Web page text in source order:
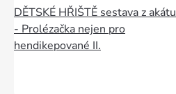
DĚTSKÉ HŘIŠTĚ sestava z akátu
- Prolézačka nejen pro
hendikepované II.